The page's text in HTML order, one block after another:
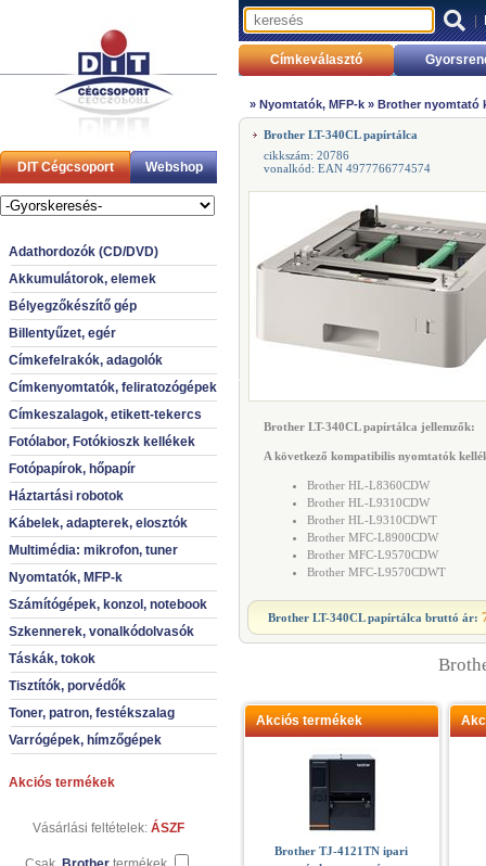
DIT Cégcsoport Webshop
Adathordozók (CD/DVD)
Akkumulátorok, elemek
Bélyegzőkészítő gép
Billentyűzet, egér
Címkefelrakók, adagolók
Címkenyomtatók, feliratozógépek
Címkeszalagok, etikett-tekercs
Fotólabor, Fotókioszk kellékek
Fotópapírok, hőpapír
Háztartási robotok
Kábelek, adapterek, elosztók
Multimédia: mikrofon, tuner
Nyomtatók, MFP-k
Számítógépek, konzol, notebook
Szkennerek, vonalkódolvasók
Táskák, tokok
Tisztítók, porvédők
Toner, patron, festékszalag
Varrógépek, hímzőgépek
Akciós termékek
Vásárlási feltételek: ÁSZF
|
Címkeválasztó
» Nyomtatók, MFP-k » Brother nyomtató
Brother LT-340CL papírtálca
cikkszám: 20786
vonalkód: EAN 4977766774574
Brother LT-340CL papírtálca jellemzők:
A következő kompatibilis nyomtatók
Brother HL-L8360CDW
Brother HL-L9310CDW
Brother HL-L9310CDWT
Brother MFC-L8900CDW
Brother MFC-L9570CDW
Brother MFC-L9570CDWT
Brother LT-340CL papírtálca bruttó ár:
Akciós termékek
Brother TJ-4121TN ipari